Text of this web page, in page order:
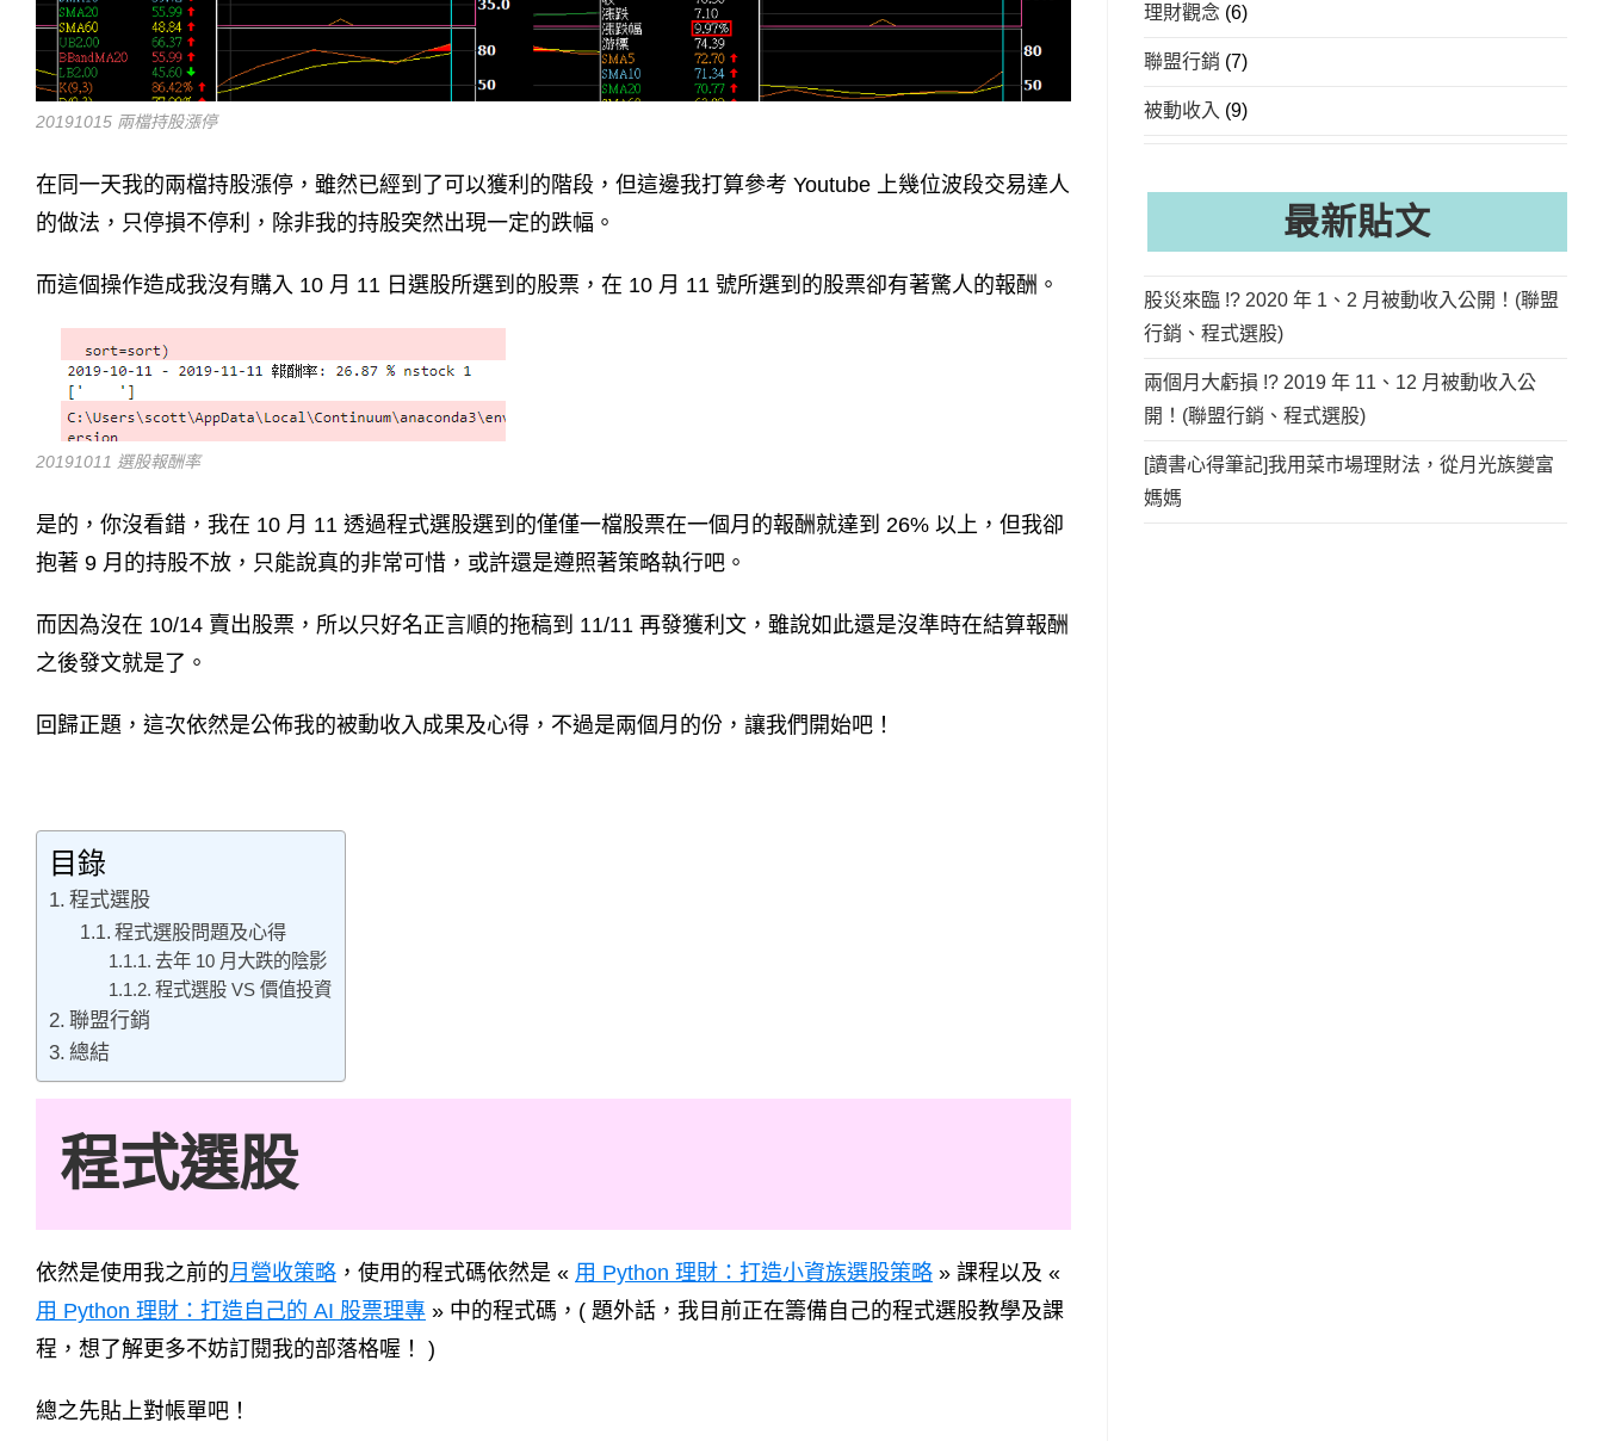
20191015 兩檔持股漲停
在同一天我的兩檔持股漲停，雖然已經到了可以獲利的階段，但這邊我打算參考 Youtube 上幾位波段交易達人
的做法，只停損不停利，除非我的持股突然出現一定的跌幅。
而這個操作造成我沒有購入 10 月 11 日選股所選到的股票，在 10 月 11 號所選到的股票卻有著驚人的報酬。
20191011 選股報酬率
是的，你沒看錯，我在 10 月 11 透過程式選股選到的僅僅一檔股票在一個月的報酬就達到 26% 以上，但我卻
抱著 9 月的持股不放，只能說真的非常可惜，或許還是遵照著策略執行吧。
而因為沒在 10/14 賣出股票，所以只好名正言順的拖稿到 11/11 再發獲利文，雖說如此還是沒準時在結算報酬
之後發文就是了。
回歸正題，這次依然是公佈我的被動收入成果及心得，不過是兩個月的份，讓我們開始吧！
目錄
程式選股
程式選股問題及心得
去年 10 月大跌的陰影
程式選股 VS 價值投資
聯盟行銷
總結
程式選股
依然是使用我之前的月營收策略 ，使用的程式碼依然是 « 用 Python 理財：打造小資族選股策略 » 課程以及 «
用 Python 理財：打造自己的 AI 股票理專 » 中的程式碼，( 題外話，我目前正在籌備自己的程式選股教學及課
程，想了解更多不妨訂閱我的部落格喔！ )
總之先貼上對帳單吧！
理財觀念 (6)
聯盟行銷 (7)
被動收入 (9)
最新貼文
股災來臨 !? 2020 年 1、2 月被動收入公開！(聯盟
行銷、程式選股)
兩個月大虧損 !? 2019 年 11、12 月被動收入公
開！(聯盟行銷、程式選股)
[讀書心得筆記]我用菜市場理財法，從月光族變富
媽媽